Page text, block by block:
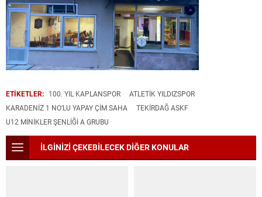
ETİKETLER: 100. YIL KAPLANSPOR
ATLETIK YILDIZSPOR
KARADENIZ 1 NO’LU YAPAY ÇIM SAHA
TEKİRDAĞ ASKF
U12 MINIKLER ŞENLIĞI A GRUBU
İLGİNİZİ ÇEKEBİLECEK DİĞER KONULAR